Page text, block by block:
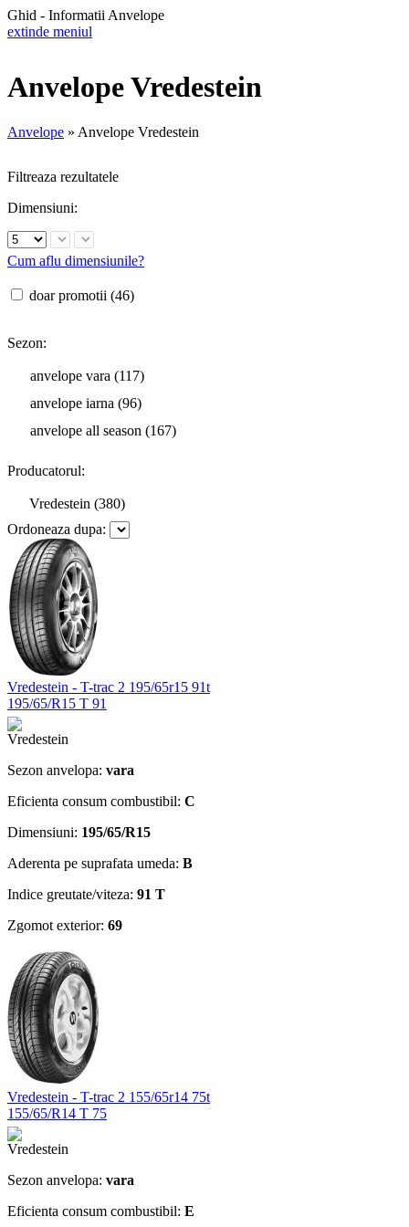
Ghid - Informatii Anvelope
extinde meniul
Anvelope Vredestein
Anvelope » Anvelope Vredestein
Filtreaza rezultatele
Dimensiuni:
Cum aflu dimensiunile?
doar promotii (46)
Sezon:
anvelope vara (117)
anvelope iarna (96)
anvelope all season (167)
Producatorul:
Vredestein (380)
Ordoneaza dupa:
Vredestein - T-trac 2 195/65r15 91t
195/65/R15 T 91
Sezon anvelopa: vara
Eficienta consum combustibil: C
Dimensiuni: 195/65/R15
Aderenta pe suprafata umeda: B
Indice greutate/viteza: 91 T
Zgomot exterior: 69
Vredestein - T-trac 2 155/65r14 75t
155/65/R14 T 75
Sezon anvelopa: vara
Eficienta consum combustibil: E